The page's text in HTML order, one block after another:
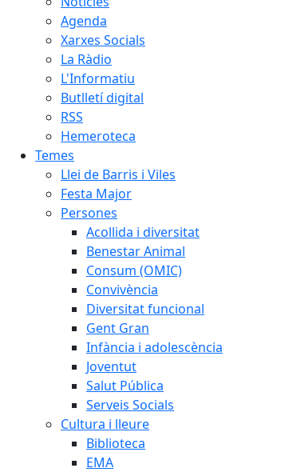
Agenda
Xarxes Socials
La Ràdio
L'Informatiu
Butlletí digital
RSS
Hemeroteca
Temes
Llei de Barris i Viles
Festa Major
Persones
Acollida i diversitat
Benestar Animal
Consum (OMIC)
Convivència
Diversitat funcional
Gent Gran
Infància i adolescència
Joventut
Salut Pública
Serveis Socials
Cultura i lleure
Biblioteca
EMA